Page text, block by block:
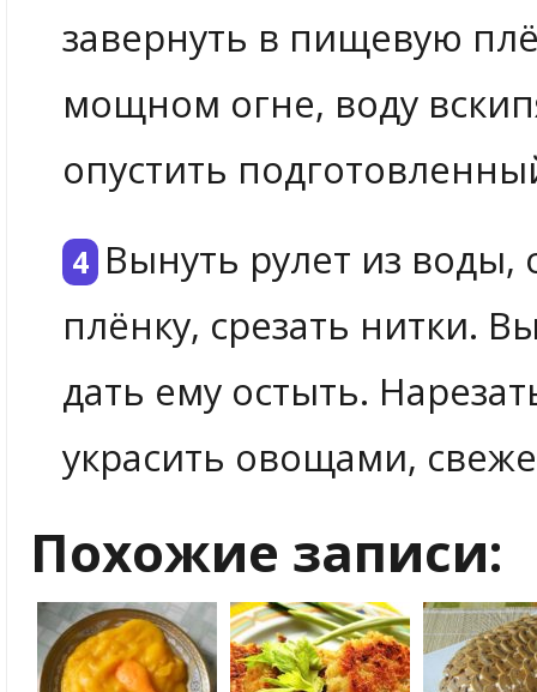
завернуть в пищевую
мощном огне, воду
опустить
Вынуть рулет из воды,
плёнку, срезать нитки.
дать ему остыть.
украсить овощами,
Похожие записи: